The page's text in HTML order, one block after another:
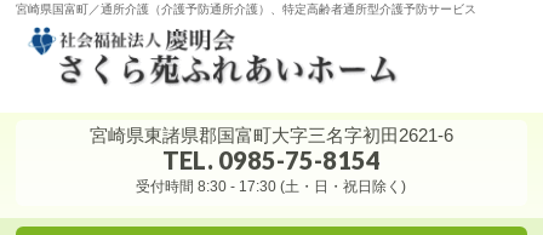
宮崎県国富町／通所介護（介護予防通所介護）、特定高齢者通所型介護予防サービス
宮崎県東諸県郡国富町大字三名字初田2621-6
TEL. 0985-75-8154
受付時間 8:30 - 17:30 (土・日・祝日除く)